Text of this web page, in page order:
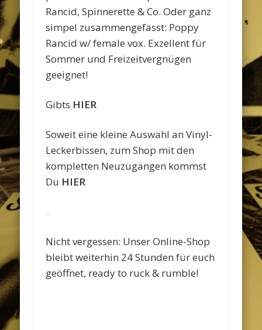
Rancid, Spinnerette & Co. Oder ganz
simpel zusammengefasst: Poppy
Rancid w/ female vox. Exzellent für
Sommer und Freizeitvergnügen
geeignet!
Gibts HIER
Soweit eine kleine Auswahl an Vinyl-
Leckerbissen, zum Shop mit den
kompletten Neuzugängen kommst
Du HIER
Nicht vergessen: Unser Online-Shop
bleibt weiterhin 24 Stunden für euch
geöffnet, ready to ruck & rumble!